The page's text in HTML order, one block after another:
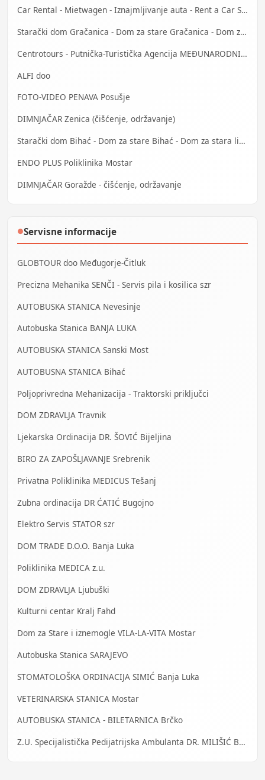
Car Rental - Mietwagen - Iznajmljivanje auta - Rent a Car Sarajevo
Starački dom Gračanica - Dom za stare Gračanica - Dom za stara lica Gračanica
Centrotours - Putnička-Turistička Agencija MEĐUNARODNI AERODROM Sarajevo
ALFI doo
FOTO-VIDEO PENAVA Posušje
DIMNJAČAR Zenica (čišćenje, održavanje)
Starački dom Bihać - Dom za stare Bihać - Dom za stara lica Bihać
ENDO PLUS Poliklinika Mostar
DIMNJAČAR Goražde - čišćenje, održavanje
●Servisne informacije
GLOBTOUR doo Međugorje-Čitluk
Precizna Mehanika SENČI - Servis pila i kosilica szr
AUTOBUSKA STANICA Nevesinje
Autobuska Stanica BANJA LUKA
AUTOBUSKA STANICA Sanski Most
AUTOBUSNA STANICA Bihać
Poljoprivredna Mehanizacija - Traktorski priključci
DOM ZDRAVLJA Travnik
Ljekarska Ordinacija DR. ŠOVIĆ Bijeljina
BIRO ZA ZAPOŠLJAVANJE Srebrenik
Privatna Poliklinika MEDICUS Tešanj
Zubna ordinacija DR ĆATIĆ Bugojno
Elektro Servis STATOR szr
DOM TRADE D.O.O. Banja Luka
Poliklinika MEDICA z.u.
DOM ZDRAVLJA Ljubuški
Kulturni centar Kralj Fahd
Dom za Stare i iznemogle VILA-LA-VITA Mostar
Autobuska Stanica SARAJEVO
STOMATOLOŠKA ORDINACIJA SIMIĆ Banja Luka
VETERINARSKA STANICA Mostar
AUTOBUSKA STANICA - BILETARNICA Brčko
Z.U. Specijalistička Pedijatrijska Ambulanta DR. MILIŠIĆ Banja Luka